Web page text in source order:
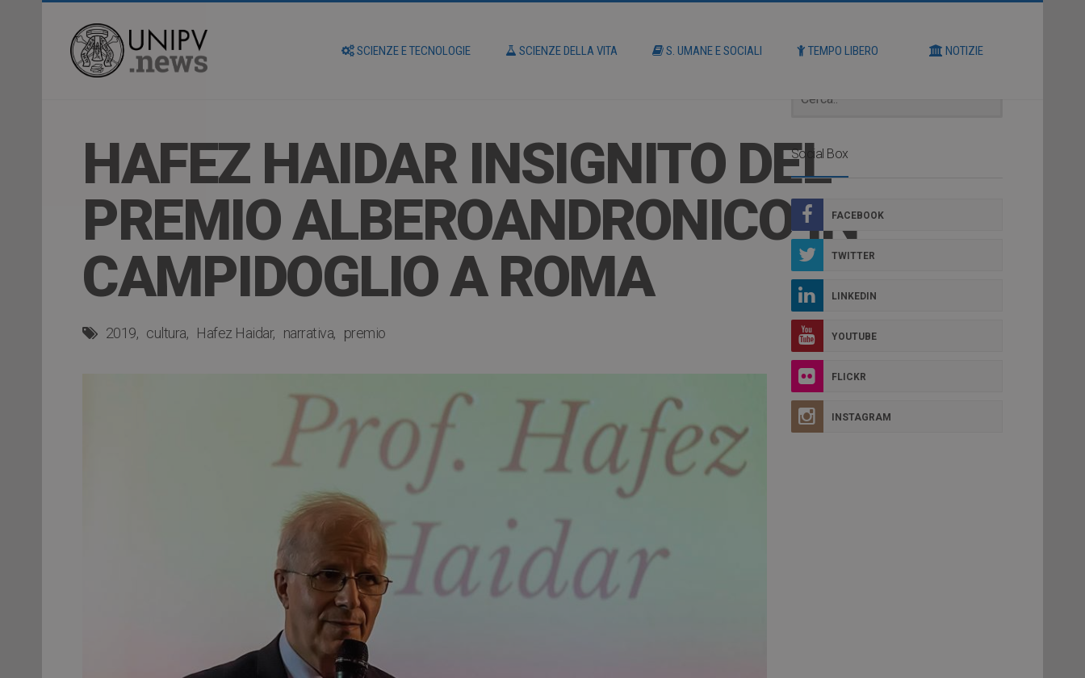
SCIENZE E TECNOLOGIE SCIENZE DELLA VITA S. UMANE E SOCIALI TEMPO LIBERO NOTIZIE
HAFEZ HAIDAR INSIGNITO DEL
PREMIO ALBEROANDRONICO IN
CAMPIDOGLIO A ROMA
2019 cultura Hafez Haidar narrativa premio
Social Box
FACEBOOK
TWITTER
LINKEDIN
YOUTUBE
FLICKR
INSTAGRAM